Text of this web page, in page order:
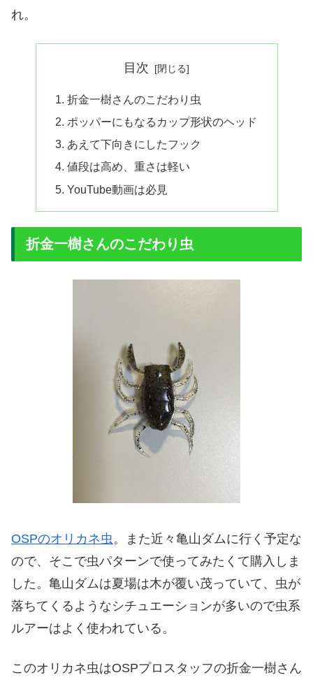
れ。
目次
折金一樹さんのこだわり虫
ポッパーにもなるカップ形状のヘッド
あえて下向きにしたフック
値段は高め、重さは軽い
YouTube動画は必見
折金一樹さんのこだわり虫
OSPのオリカネ虫 。また近々亀山ダムに行く予定な
ので、そこで虫パターンで使ってみたくて購入しま
した。亀山ダムは夏場は木が覆い茂っていて、虫が
落ちてくるようなシチュエーションが多いので虫系
ルアーはよく使われている。
このオリカネ虫はOSPプロスタッフの折金一樹さん